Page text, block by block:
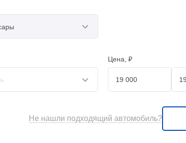
Цена, ₽
Не нашли подходящий автомобиль?